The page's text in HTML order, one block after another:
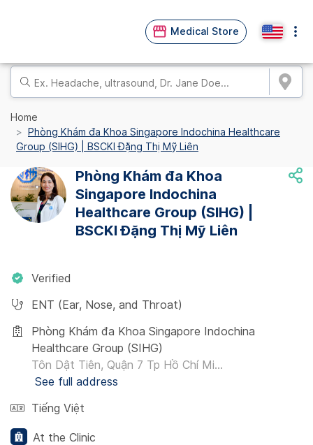
Medical Store
Home
Phòng Khám đa Khoa Singapore Indochina Healthcare
Group (SIHG) | BSCKI Đặng Thị Mỹ Liên
Phòng Khám đa Khoa
Singapore Indochina
Healthcare Group (SIHG) |
BSCKI Đặng Thị Mỹ Liên
Verified
ENT (Ear, Nose, and Throat)
Phòng Khám đa Khoa Singapore Indochina
Healthcare Group (SIHG)
Tôn Dật Tiên, Quận 7 Tp Hồ Chí Mi...
See full address
Tiếng Việt
At the Clinic